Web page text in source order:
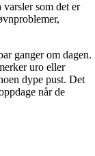
varsler som det er
ganger om dagen.
uro eller
dype pust. Det
når de